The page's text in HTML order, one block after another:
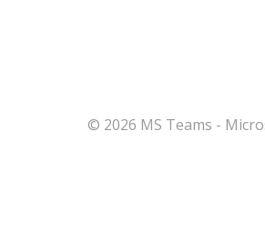
© 2026 MS Teams -